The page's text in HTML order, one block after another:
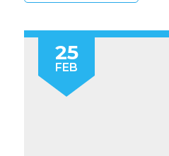
25
FEB